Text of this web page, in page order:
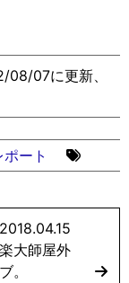
07に更新、
ポート
大師屋外
。